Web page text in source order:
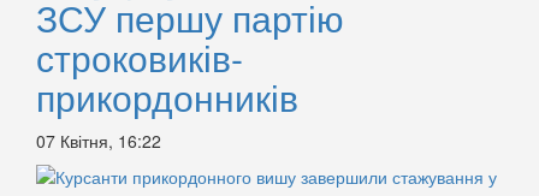
ЗСУ першу партію
строковиків-
прикордонників
07 Квітня, 16:22